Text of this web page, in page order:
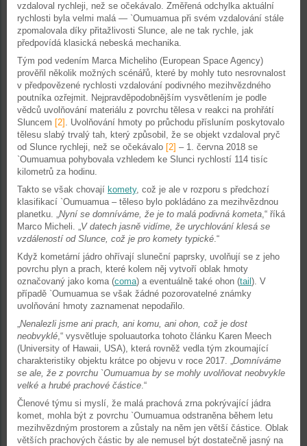
vzdaloval rychleji, než se očekávalo. Změřená odchylka aktuální
rychlosti byla velmi malá — `Oumuamua při svém vzdalování stále
zpomalovala díky přitažlivosti Slunce, ale ne tak rychle, jak
předpovídá klasická nebeská mechanika.
Tým pod vedením Marca Micheliho (European Space Agency)
prověřil několik možných scénářů, které by mohly tuto nesrovnalost
v předpovězené rychlosti vzdalování podivného mezihvězdného
poutníka ozřejmit. Nejpravděpodobnějším vysvětlením je podle
vědců uvolňování materiálu z povrchu tělesa v reakci na prohřátí
Sluncem [2] . Uvolňování hmoty po průchodu přísluním poskytovalo
tělesu slabý trvalý tah, který způsobil, že se objekt vzdaloval pryč
od Slunce rychleji, než se očekávalo [2] – 1. června 2018 se
`Oumuamua pohybovala vzhledem ke Slunci rychlostí 114 tisíc
kilometrů za hodinu.
Takto se však chovají komety, což je ale v rozporu s předchozí
klasifikací `Oumuamua – těleso bylo pokládáno za mezihvězdnou
planetku. „Nyní se domníváme, že je to malá podivná kometa,“ říká
Marco Micheli. „V datech jasně vidíme, že urychlování klesá se
vzdáleností od Slunce, což je pro komety typické.“
Když kometární jádro ohřívají sluneční paprsky, uvolňují se z jeho
povrchu plyn a prach, které kolem něj vytvoří oblak hmoty
označovaný jako koma (coma) a eventuálně také ohon (tail ). V
případě `Oumuamua se však žádné pozorovatelné známky
uvolňování hmoty zaznamenat nepodařilo.
„Nenalezli jsme ani prach, ani komu, ani ohon, což je dost
neobvyklé,“ vysvětluje spoluautorka tohoto článku Karen Meech
(University of Hawaii, USA), která rovněž vedla tým zkoumající
charakteristiky objektu krátce po objevu v roce 2017. „Domníváme
se ale, že z povrchu `Oumuamua by se mohly uvolňovat neobvykle
velké a hrubé prachové částice.“
Členové týmu si myslí, že malá prachová zrna pokrývající jádra
komet, mohla být z povrchu `Oumuamua odstraněna během letu
mezihvězdným prostorem a zůstaly na něm jen větší částice. Oblak
větších prachových částic by ale nemusel být dostatečně jasný na